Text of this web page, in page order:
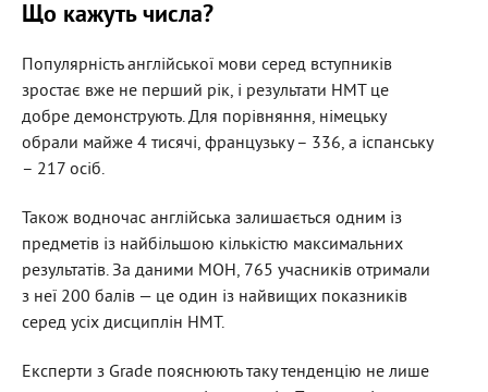
Що кажуть числа?
Популярність англійської мови серед вступників
зростає вже не перший рік, і результати НМТ це
добре демонструють. Для порівняння, німецьку
обрали майже 4 тисячі, французьку – 336, а іспанську
– 217 осіб.
Також водночас англійська залишається одним із
предметів із найбільшою кількістю максимальних
результатів. За даними МОН, 765 учасників отримали
з неї 200 балів — це один із найвищих показників
серед усіх дисциплін НМТ.
Експерти з Grade пояснюють таку тенденцію не лише